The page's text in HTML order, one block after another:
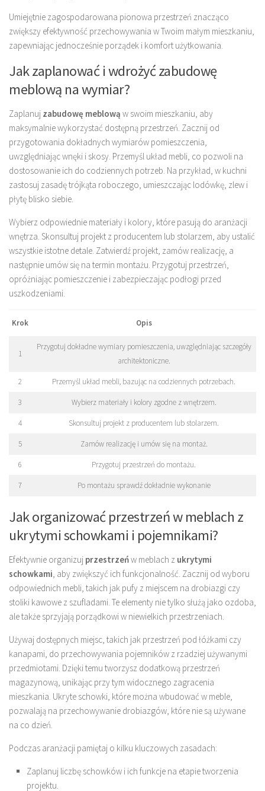
Umiejętnie zagospodarowana pionowa przestrzeń znacząco
zwiększy efektywność przechowywania w Twoim małym mieszkaniu,
zapewniając jednocześnie porządek i komfort użytkowania.
Jak zaplanować i wdrożyć zabudowę
meblową na wymiar?
Zaplanuj zabudowę meblową w swoim mieszkaniu, aby
maksymalnie wykorzystać dostępną przestrzeń. Zacznij od
przygotowania dokładnych wymiarów pomieszczenia,
uwzględniając wnęki i skosy. Przemyśl układ mebli, co pozwoli na
dostosowanie ich do codziennych potrzeb. Na przykład, w kuchni
zastosuj zasadę trójkąta roboczego, umieszczając lodówkę, zlew i
płytę blisko siebie.
Wybierz odpowiednie materiały i kolory, które pasują do aranżacji
wnętrza. Skonsultuj projekt z producentem lub stolarzem, aby ustalić
wszystkie istotne detale. Zatwierdź projekt, zamów realizację, a
następnie umów się na termin montażu. Przygotuj przestrzeń,
opróżniając pomieszczenie i zabezpieczając podłogi przed
uszkodzeniami.
Krok Opis
1
Przygotuj dokładne wymiary pomieszczenia, uwzględniając szczegóły
architektoniczne.
2 Przemyśl układ mebli, bazując na codziennych potrzebach.
3 Wybierz materiały i kolory zgodne z wnętrzem.
4 Skonsultuj projekt z producentem lub stolarzem.
5 Zamów realizację i umów się na montaż.
6 Przygotuj przestrzeń do montażu.
7 Po montażu sprawdź dokładnie wykonanie
Jak organizować przestrzeń w meblach z
ukrytymi schowkami i pojemnikami?
Efektywnie organizuj przestrzeńw meblach z ukrytymi
schowkami, aby zwiększyć ich funkcjonalność. Zacznij od wyboru
odpowiednich mebli, takich jak pufy z miejscem na drobiazgi czy
stoliki kawowe z szufladami. Te elementy nie tylko służą jako ozdoba,
ale także sprzyjają porządkowi w niewielkich przestrzeniach.
Używaj dostępnych miejsc, takich jak przestrzeń pod łóżkami czy
kanapami, do przechowywania pojemników z rzadziej używanymi
przedmiotami. Dzięki temu tworzysz dodatkową przestrzeń
magazynową, unikając przy tym widocznego zagracenia
mieszkania. Ukryte schowki, które można wbudować w meble,
pozwalają na przechowywanie drobiazgów, które nie są używane
na co dzień.
Podczas aranżacji pamiętaj o kilku kluczowych zasadach:
Zaplanuj liczbę schowków i ich funkcje na etapie tworzenia
projektu.